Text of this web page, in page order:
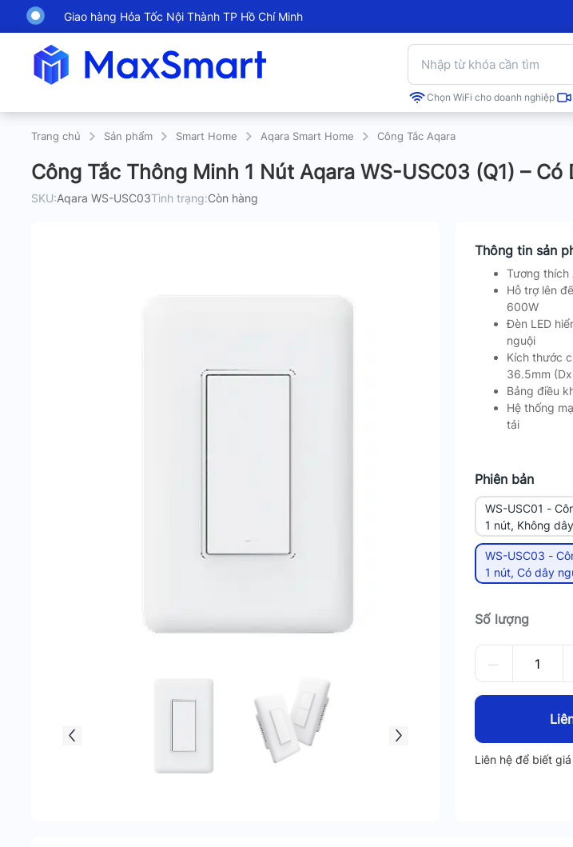
Giao hàng Hỏa Tốc Nội Thành TP Hồ Chí Minh
Chọn WiFi cho doanh nghiệp
Trang chủ Sản phẩm Smart Home Aqara Smart Home Công Tắc Aqara
Công Tắc Thông Minh 1 Nút Aqara WS-USC03 (Q1) – Có
SKU:Aqara WS-USC03Tình trạng:Còn hàng
Thông tin sản
Tương thích
Hỗ trợ lên
600W
Đèn LED
nguội
Kích thước
36.5mm
Bảng điều
Hệ thống
tải
Phiên bản
WS-USC01 -
1 nút, Không dây
nguội
WS-USC03 -
1 nút, Có dây
Số lượng
Liên hệ để biết